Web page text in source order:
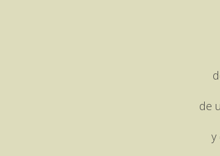
de
y